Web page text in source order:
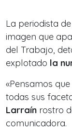
La periodista
imagen que
del Trabajo,
explotado la
«Pensamos
todas sus
Larraín rostro
comunicadora.